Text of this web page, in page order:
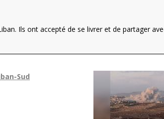
Ils ont accepté de se livrer et de partager
Sud